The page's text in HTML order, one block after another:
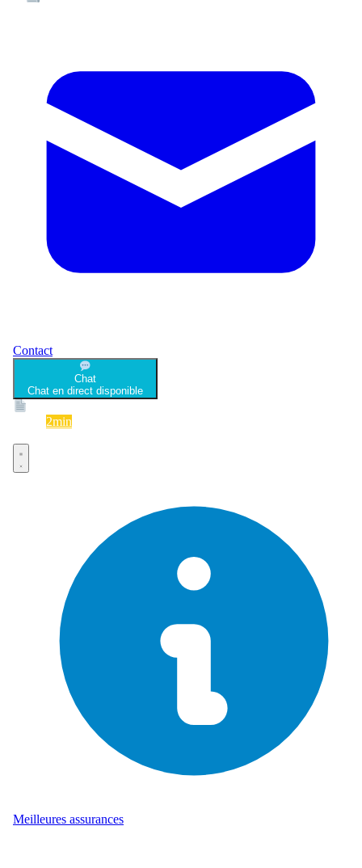
Contact
Chat
Chat en direct disponible
2min
Meilleures assurances